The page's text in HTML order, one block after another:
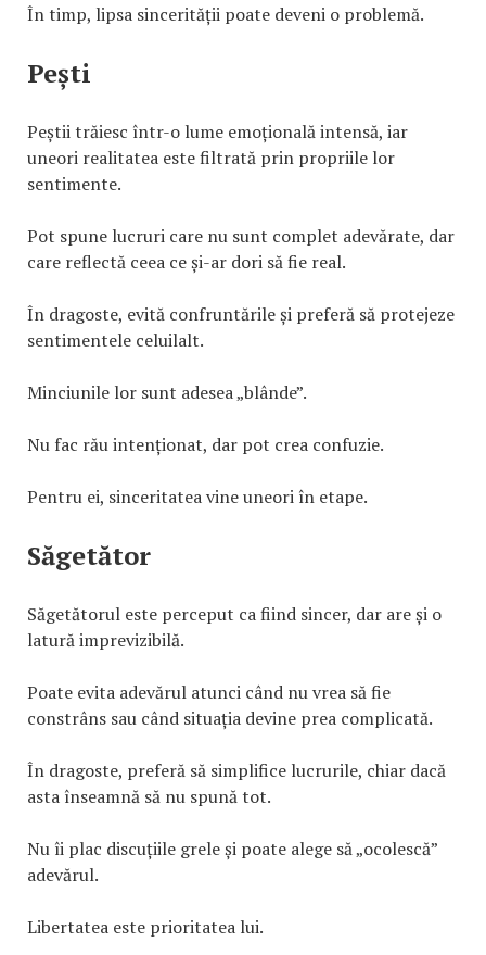
În timp, lipsa sincerității poate deveni o problemă.
Pești
Peștii trăiesc într-o lume emoțională intensă, iar
uneori realitatea este filtrată prin propriile lor
sentimente.
Pot spune lucruri care nu sunt complet adevărate, dar
care reflectă ceea ce și-ar dori să fie real.
În dragoste, evită confruntările și preferă să protejeze
sentimentele celuilalt.
Minciunile lor sunt adesea „blânde”.
Nu fac rău intenționat, dar pot crea confuzie.
Pentru ei, sinceritatea vine uneori în etape.
Săgetător
Săgetătorul este perceput ca fiind sincer, dar are și o
latură imprevizibilă.
Poate evita adevărul atunci când nu vrea să fie
constrâns sau când situația devine prea complicată.
În dragoste, preferă să simplifice lucrurile, chiar dacă
asta înseamnă să nu spună tot.
Nu îi plac discuțiile grele și poate alege să „ocolescă”
adevărul.
Libertatea este prioritatea lui.